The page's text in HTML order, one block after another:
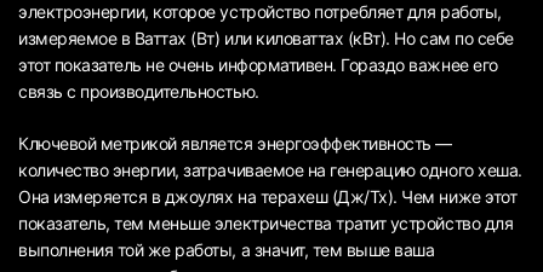
электроэнергии, которое устройство потребляет для работы,
измеряемое в Ваттах (Вт) или киловаттах (кВт). Но сам по себе
этот показатель не очень информативен. Гораздо важнее его
связь с производительностью.
Ключевой метрикой является энергоэффективность —
количество энергии, затрачиваемое на генерацию одного хеша.
Она измеряется в джоулях на терахеш (Дж/Тх). Чем ниже этот
показатель, тем меньше электричества тратит устройство для
выполнения той же работы, а значит, тем выше ваша